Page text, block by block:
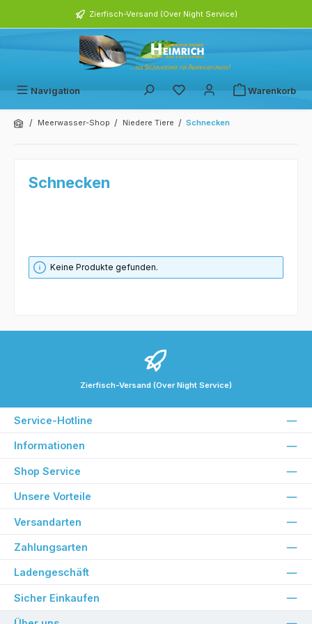
Zierfisch-Versand (Over Night Service)
Navigation Warenkorb
/ Meerwasser-Shop / Niedere Tiere / Schnecken
Schnecken
Keine Produkte gefunden.
Zierfisch-Versand (Over Night Service)
Service-Hotline
Informationen
Shop Service
Unsere Vorteile
Versandarten
Zahlungsarten
Ladengeschäft
Sicher Einkaufen